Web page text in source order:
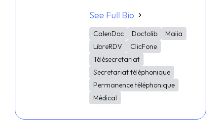
See Full Bio
CalenDoc Doctolib
Maiia
LibreRDV
ClicFone
Télésecretariat
Secretariat téléphonique
Permanence téléphonique
Médical